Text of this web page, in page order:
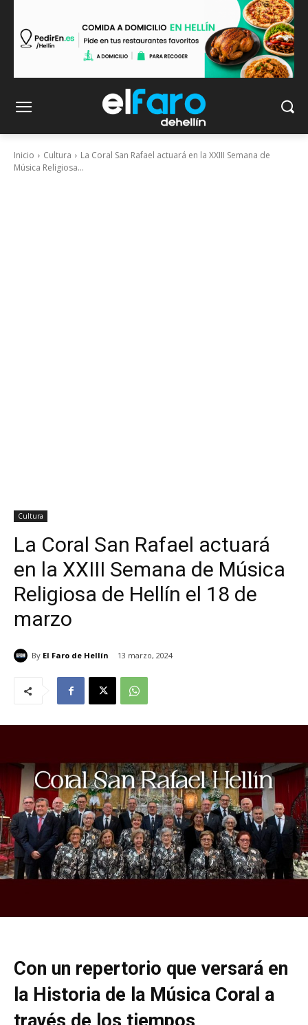
Inicio Cultura
La Coral San Rafael actuará en la XXIII Semana de
Música Religiosa...
Cultura
La Coral San Rafael actuará
en la XXIII Semana de Música
Religiosa de Hellín el 18 de
marzo
By El Faro de Hellín 13 marzo, 2024
Con un repertorio que versará en
la Historia de la Música Coral a